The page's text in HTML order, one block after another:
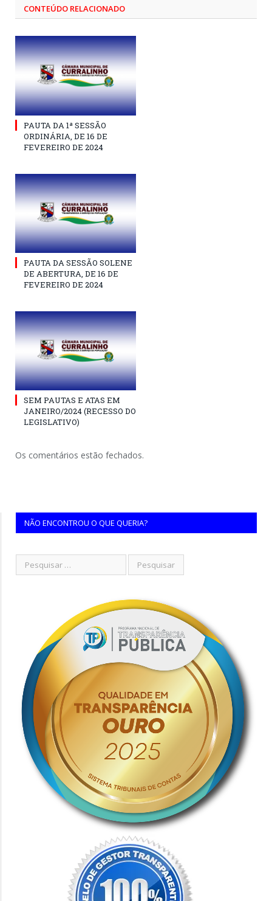
CONTEÚDO RELACIONADO
PAUTA DA 1ª SESSÃO
ORDINÁRIA, DE 16 DE
FEVEREIRO DE 2024
PAUTA DA SESSÃO SOLENE
DE ABERTURA, DE 16 DE
FEVEREIRO DE 2024
SEM PAUTAS E ATAS EM
JANEIRO/2024 (RECESSO DO
LEGISLATIVO)
Os comentários estão fechados.
NÃO ENCONTROU O QUE QUERIA?